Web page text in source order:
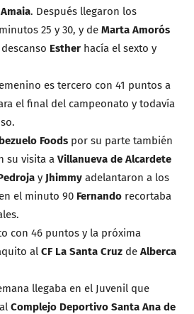
Amaia. Después llegaron los
25 y 30, y de Marta Amorós
Esther hacía el sexto y
es tercero con 41 puntos a
el final del campeonato y todavía
Foods por su parte también
su visita a Villanueva de Alcardete
y Jhimmy adelantaron a los
el minuto 90 Fernando recortaba
con 46 puntos y la próxima
al CF La Santa Cruz de Alberca
llegaba en el Juvenil que
Complejo Deportivo Santa Ana de